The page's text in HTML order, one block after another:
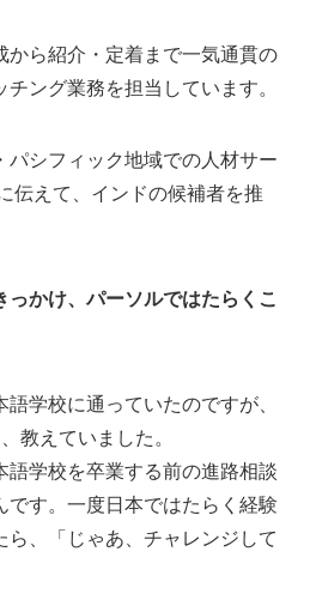
から紹介・定着まで一気通貫の
ング業務を担当しています。
シフィック地域での人材サー
伝えて、インドの候補者を推
かけ、パーソルではたらくこ
学校に通っていたのですが、
教えていました。
学校を卒業する前の進路相談
す。一度日本ではたらく経験
、「じゃあ、チャレンジして